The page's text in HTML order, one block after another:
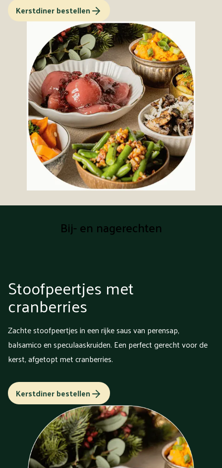
Kerstdiner bestellen
Bij- en nagerechten
Stoofpeertjes met
cranberries
Zachte stoofpeertjes in een rijke saus van perensap,
balsamico en speculaaskruiden. Een perfect gerecht voor de
kerst, afgetopt met cranberries.
Kerstdiner bestellen